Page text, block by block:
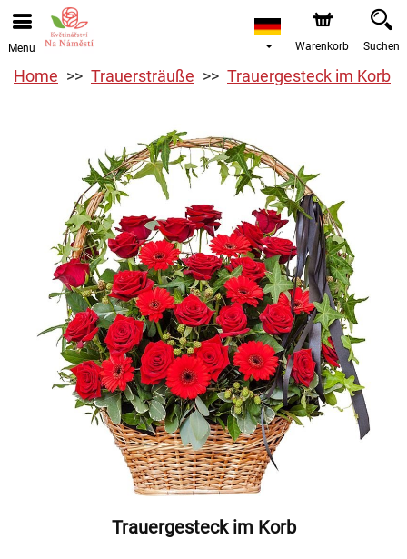
Menu Warenkorb Suchen
Home Trauersträuße Trauergesteck im Korb
Trauergesteck im Korb